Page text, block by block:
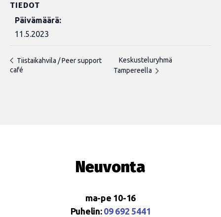
TIEDOT
Päivämäärä:
11.5.2023
Tiistaikahvila / Peer support
café
Keskusteluryhmä
Tampereella
Neuvonta
ma-pe 10-16
Puhelin: 09 692 5441